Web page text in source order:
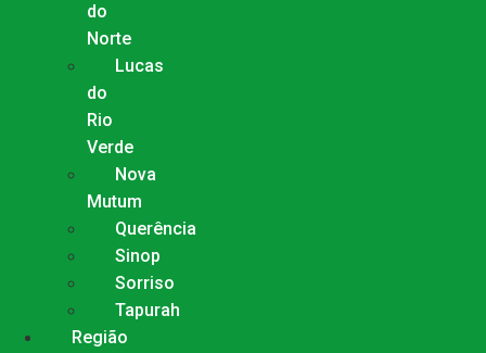
do
Norte
Lucas
do
Rio
Verde
Nova
Mutum
Querência
Sinop
Sorriso
Tapurah
Região